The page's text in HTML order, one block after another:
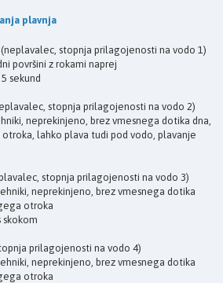
plavnja
(neplavalec, stopnja prilagojenosti na vodo 1)
površini z rokami naprej
sekund
stopnja prilagojenosti na vodo 2)
neprekinjeno, brez vmesnega dotika dna,
lahko plava tudi pod vodo, plavanje
stopnja prilagojenosti na vodo 3)
neprekinjeno, brez vmesnega dotika
otroka
skokom
prilagojenosti na vodo 4)
neprekinjeno, brez vmesnega dotika
otroka